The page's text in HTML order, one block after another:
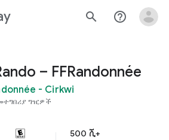
search help_outline
– FFRandonnée
- Cirkwi
ግዢዎች
500 ሺ+